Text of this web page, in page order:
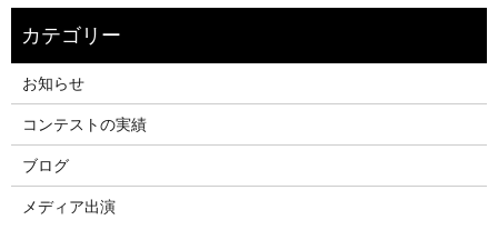
お知らせ
コンテストの実績
ブログ
メディア出演